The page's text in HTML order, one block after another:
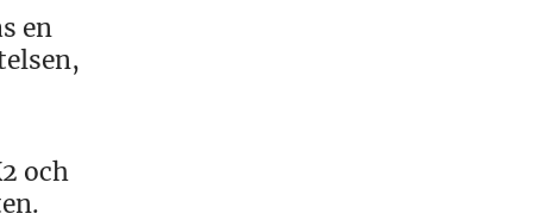
en
och